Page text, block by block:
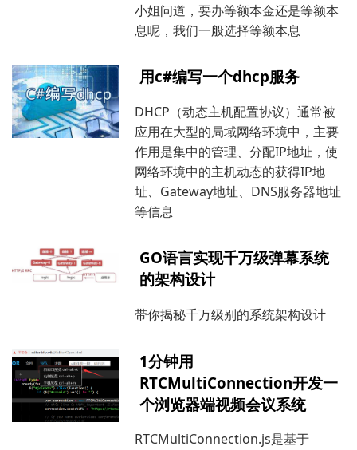
小姐问道，要办等额本金还是等额本
息呢，我们一般选择等额本息
用c#编写一个dhcp服务
DHCP（动态主机配置协议）通常被
应用在大型的局域网络环境中，主要
作用是集中的管理、分配IP地址，使
网络环境中的主机动态的获得IP地
址、Gateway地址、DNS服务器地址
等信息
GO语言实现千万级弹幕系统
的架构设计
带你揭秘千万级别的系统架构设计
1分钟用
RTCMultiConnection开发一
个浏览器端视频会议系统
RTCMultiConnection.js是基于